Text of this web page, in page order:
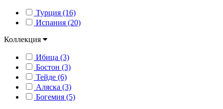
Турция (16)
Испания (20)
Коллекция
Ибица (3)
Бостон (3)
Тейде (6)
Аляска (3)
Богемия (5)